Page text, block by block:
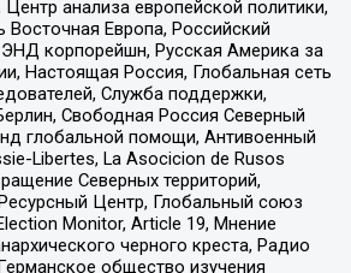
анализа европейской политики,
Восточная Европа, Российский
корпорейшн, Русская Америка за
Настоящая Россия, Глобальная сеть
Служба поддержки,
Свободная Россия Северный
глобальной помощи, Антивоенный
Libertes, La Asocicion de Rusos
Северных территорий,
Центр, Глобальный союз
Monitor, Article 19, Мнение
черного креста, Радио
общество изучения